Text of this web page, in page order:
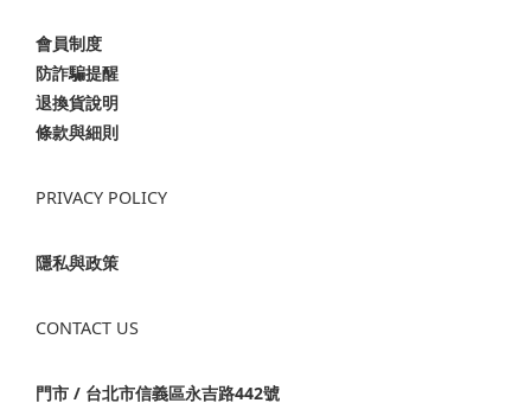
會員制度
防詐騙提醒
退換貨說明
條款與細則
PRIVACY POLICY
隱私與政策
CONTACT US
門市 / 台北市信義區永吉路442號